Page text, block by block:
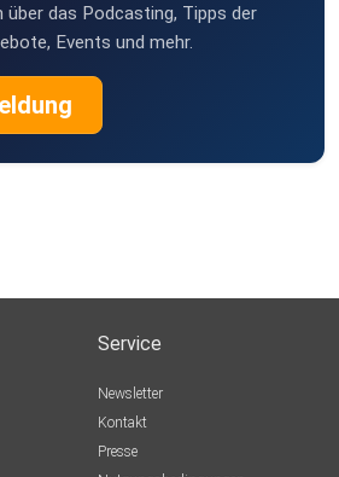
das Podcasting, Tipps der
Events und mehr.
Service
Newsletter
Kontakt
Presse